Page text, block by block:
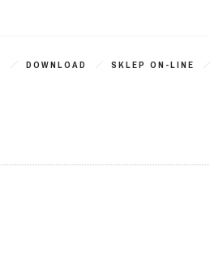
DOWNLOAD SKLEP ON-LINE